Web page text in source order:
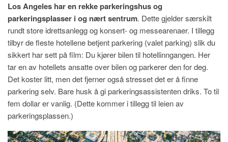
Los Angeles har en rekke parkeringshus og
parkeringsplasser i og nært sentrum. Dette gjelder særskilt
rundt store idrettsanlegg og konsert- og messearenaer. I tillegg
tilbyr de fleste hotellene betjent parkering (valet parking) slik du
sikkert har sett på film: Du kjører bilen til hotellinngangen. Her
tar en av hotellets ansatte over bilen og parkerer den for deg.
Det koster litt, men det fjerner også stresset det er å finne
parkering selv. Bare husk å gi parkeringsassistenten driks. To til
fem dollar er vanlig. (Dette kommer i tillegg til leien av
parkeringsplassen.)